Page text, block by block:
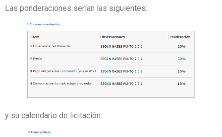
Las ponderaciones serían las siguientes:
y su calendario de licitación: